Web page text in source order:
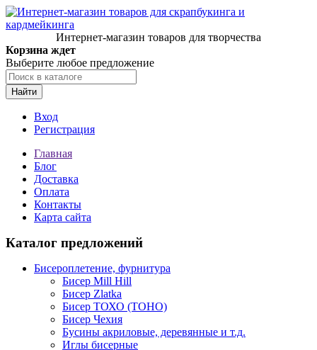
Интернет-магазин товаров для творчества
Корзина ждет
Выберите любое предложение
Найти
Вход
Регистрация
Главная
Блог
Доставка
Оплата
Контакты
Карта сайта
Каталог предложений
Бисероплетение, фурнитура
Бисер Mill Hill
Бисер Zlatka
Бисер ТОХО (TOHO)
Бисер Чехия
Бусины акриловые, деревянные и т.д.
Иглы бисерные